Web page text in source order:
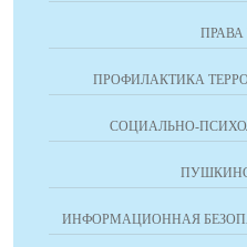
ПРАВА
ПРОФИЛАКТИКА
СОЦИАЛЬНО-
ИНФОРМАЦИОННАЯ